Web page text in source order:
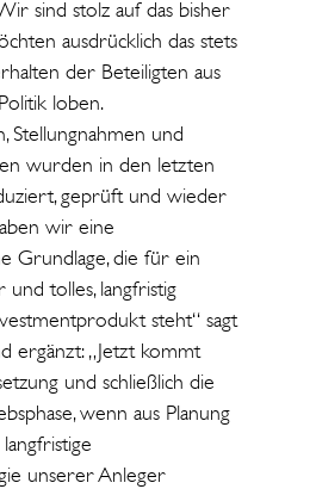
sind stolz auf das bisher
ausdrücklich das stets
der Beteiligten aus
loben.
Stellungnahmen und
wurden in den letzten
geprüft und wieder
wir eine
Grundlage, die für ein
tolles, langfristig
steht“ sagt
ergänzt: „Jetzt kommt
und schließlich die
wenn aus Planung
unserer Anleger